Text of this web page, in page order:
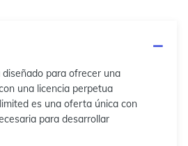
diseñado para ofrecer una
una licencia perpetua
es una oferta única con
para desarrollar